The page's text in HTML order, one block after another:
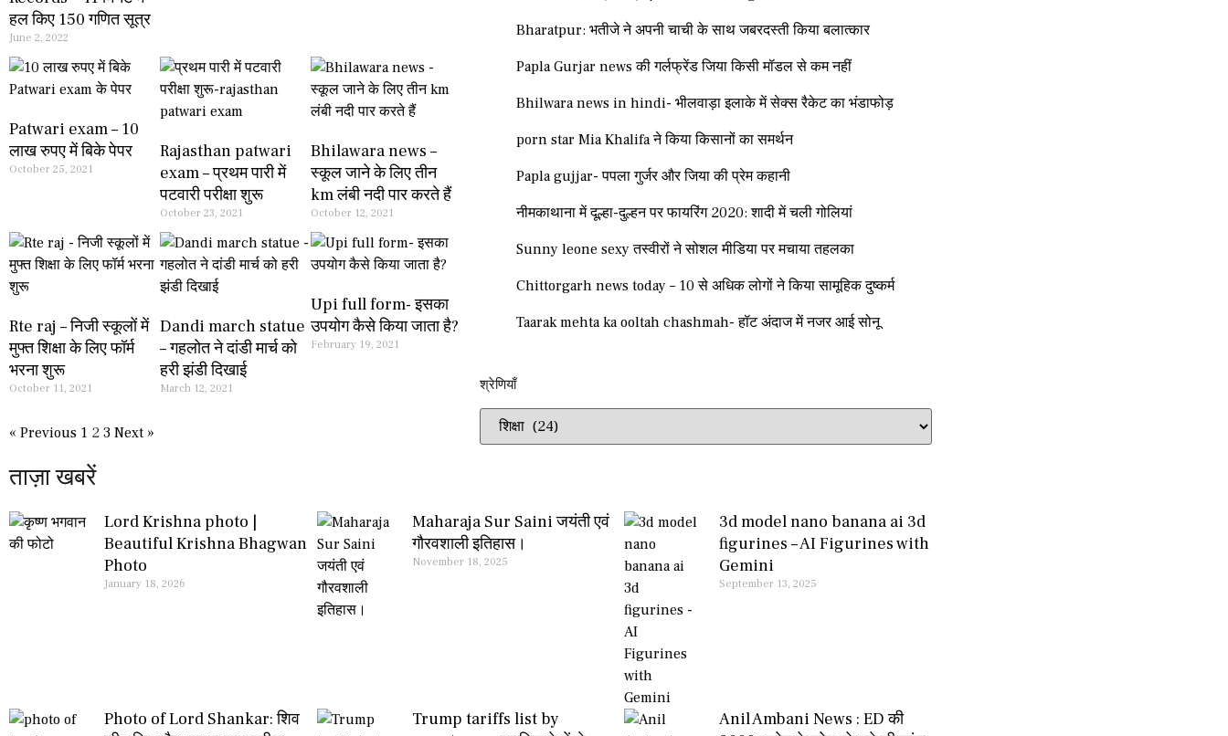
हल किए 150 गणित सूत्र
June 2, 2022
Patwari exam – 10
लाख रुपए में बिके पेपर
October 25, 2021
Rajasthan patwari
exam – प्रथम पारी में
पटवारी परीक्षा शुरू
October 23, 2021
Bhilawara news –
स्कूल जाने के लिए तीन
km लंबी नदी पार करते हैं
October 12, 2021
Rte raj – निजी स्कूलों में
मुफ्त शिक्षा के लिए फॉर्म
भरना शुरू
October 11, 2021
Dandi march statue
– गहलोत ने दांडी मार्च को
हरी झंडी दिखाई
March 12, 2021
Upi full form- इसका
उपयोग कैसे किया जाता है?
February 19, 2021
« Previous 1 2 3 Next »
Bharatpur: भतीजे ने अपनी चाची के साथ जबरदस्ती किया बलात्कार
Papla Gurjar news की गर्लफ्रेंड जिया किसी मॉडल से कम नहीं
Bhilwara news in hindi- भीलवाड़ा इलाके में सेक्स रैकेट का भंडाफोड़
porn star Mia Khalifa ने किया किसानों का समर्थन
Papla gujjar- पपला गुर्जर और जिया की प्रेम कहानी
नीमकाथाना में दूल्हा-दुल्हन पर फायरिंग 2020: शादी में चली गोलियां
Sunny leone sexy तस्वीरों ने सोशल मीडिया पर मचाया तहलका
Chittorgarh news today – 10 से अधिक लोगों ने किया सामूहिक दुष्कर्म
Taarak mehta ka ooltah chashmah- हॉट अंदाज में नजर आई सोनू
श्रेणियाँ​​
ताज़ा खबरें
Lord Krishna photo |
Beautiful Krishna Bhagwan
Photo
January 18, 2026
Maharaja Sur Saini जयंती एवं
गौरवशाली इतिहास।
November 18, 2025
3d model nano banana ai 3d
figurines – AI Figurines with
Gemini
September 13, 2025
Photo of Lord Shankar: शिव
Trump tariffs list by
Anil Ambani News : ED की